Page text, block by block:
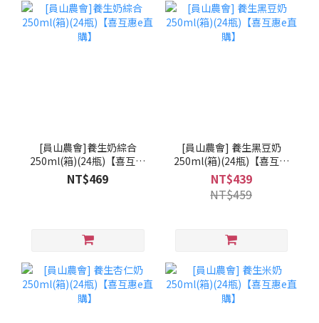
[員山農會]養生奶綜合
250ml(箱)(24瓶)【喜互惠
e直購】
NT$469
[員山農會] 養生黑豆奶
250ml(箱)(24瓶)【喜互惠
e直購】
NT$439
NT$459